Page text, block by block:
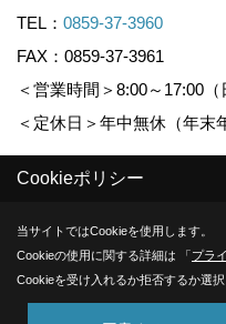
TEL： 0859-37-3960
FAX：0859-37-3961
＜営業時間＞8:00～17:00
＜定休日＞年中無休（年末
Produced byゴデスクリエイト
Cookieポリシー
当サイトではCookieを使用します。
Cookieの使用に関する詳細は 「プラ
Cookieを受け入れるか拒否するか選択